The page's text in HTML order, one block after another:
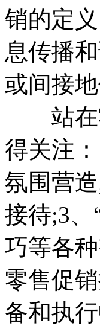
销的定
息传播
或间接
站在零
得关注
氛围营
接待;3
巧等各
零售促
备和执